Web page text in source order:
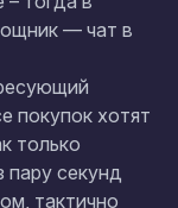
— чат в
покупок хотят
только
пару секунд
тактично